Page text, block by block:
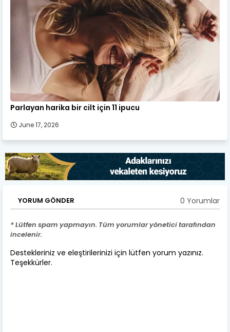
Parlayan harika bir cilt için 11 ipucu
June 17, 2026
YORUM GÖNDER 0 Yorumlar
* Lütfen spam yapmayın. Tüm yorumlar yönetici tarafından
incelenir.
Destekleriniz ve eleştirilerinizi için lütfen yorum yazınız.
Teşekkürler.